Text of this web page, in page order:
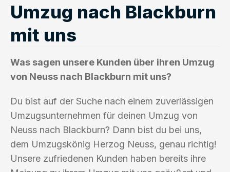
Umzug nach Blackburn
mit uns
Was sagen unsere Kunden über ihren Umzug
von Neuss nach Blackburn mit uns?
Du bist auf der Suche nach einem zuverlässigen
Umzugsunternehmen für deinen Umzug von
Neuss nach Blackburn? Dann bist du bei uns,
dem Umzugskönig Herzog Neuss, genau richtig!
Unsere zufriedenen Kunden haben bereits ihre